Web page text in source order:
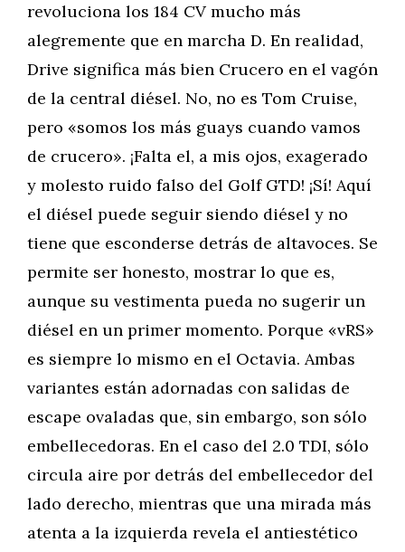
revoluciona los 184 CV mucho más
alegremente que en marcha D. En realidad,
Drive significa más bien Crucero en el vagón
de la central diésel. No, no es Tom Cruise,
pero «somos los más guays cuando vamos
de crucero». ¡Falta el, a mis ojos, exagerado
y molesto ruido falso del Golf GTD! ¡Sí! Aquí
el diésel puede seguir siendo diésel y no
tiene que esconderse detrás de altavoces. Se
permite ser honesto, mostrar lo que es,
aunque su vestimenta pueda no sugerir un
diésel en un primer momento. Porque «vRS»
es siempre lo mismo en el Octavia. Ambas
variantes están adornadas con salidas de
escape ovaladas que, sin embargo, son sólo
embellecedoras. En el caso del 2.0 TDI, sólo
circula aire por detrás del embellecedor del
lado derecho, mientras que una mirada más
atenta a la izquierda revela el antiestético